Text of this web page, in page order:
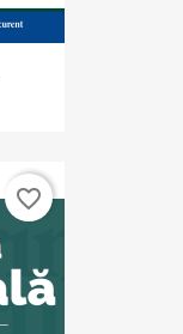
favorite_border